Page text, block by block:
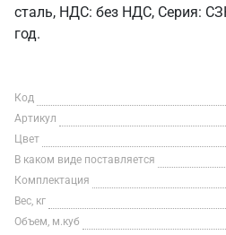
сталь, НДС: без НДС, Серия:
год.
Код
Артикул
Цвет
В каком виде поставляется
Комплектация
Вес, кг
Объем, м.куб